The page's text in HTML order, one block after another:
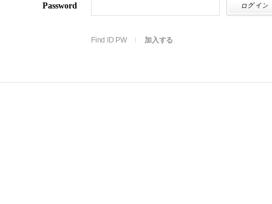
Password
Find ID PW 加入する